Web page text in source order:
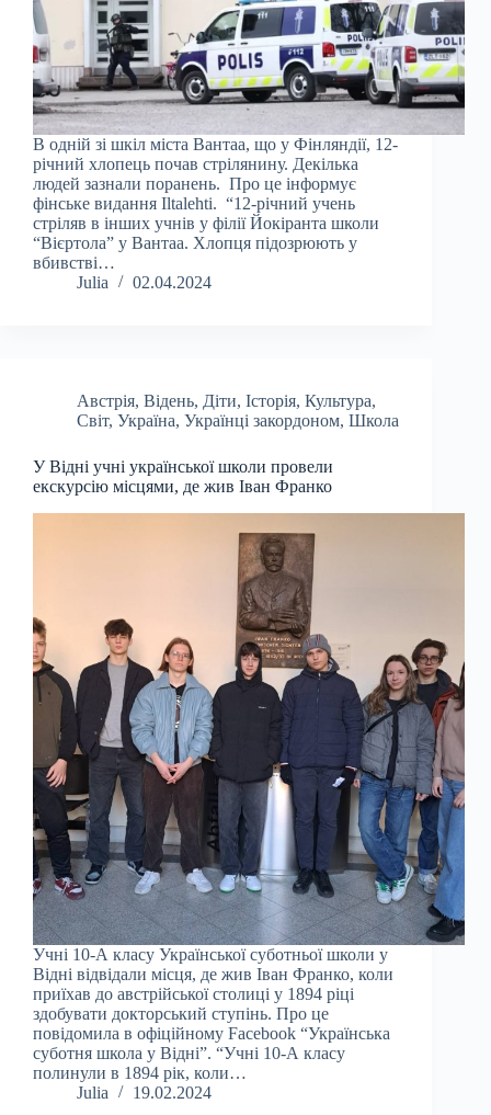
В одній зі шкіл міста Вантаа, що у Фінляндії, 12-
річний хлопець почав стрілянину. Декілька
людей зазнали поранень. Про це інформує
фінське видання Iltalehti. “12-річний учень
стріляв в інших учнів у філії Йокіранта школи
“Вієртола” у Вантаа. Хлопця підозрюють у
вбивстві…
Julia
02.04.2024
Австрія, Відень, Діти, Історія, Культура,
Світ, Україна, Українці закордоном, Школа
У Відні учні української школи провели
екскурсію місцями, де жив Іван Франко
Учні 10-А класу Української суботньої школи у
Відні відвідали місця, де жив Іван Франко, коли
приїхав до австрійської столиці у 1894 ріці
здобувати докторський ступінь. Про це
повідомила в офіційному Facebook “Українська
суботня школа у Відні”. “Учні 10-А класу
полинули в 1894 рік, коли…
Julia
19.02.2024